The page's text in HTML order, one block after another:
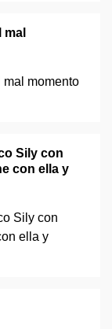
Sily con
con ella y